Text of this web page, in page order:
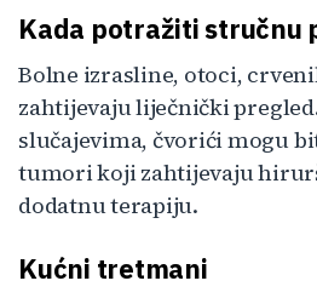
Kada potražiti stručnu
Bolne izrasline, otoci,
zahtijevaju liječnički
slučajevima, čvorići mogu
tumori koji zahtijevaju
dodatnu terapiju.
Kućni tretmani